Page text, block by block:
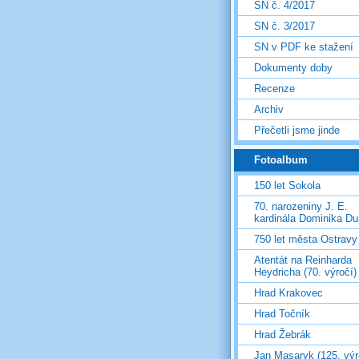
SN č. 4/2017
SN č. 3/2017
SN v PDF ke stažení
Dokumenty doby
Recenze
Archiv
Přečetli jsme jinde
Fotoalbum
150 let Sokola
70. narozeniny J. E.
kardinála Dominika
750 let města Ostravy
Atentát na Reinharda
Heydricha (70. výročí)
Hrad Krakovec
Hrad Točník
Hrad Žebrák
Jan Masaryk (125.